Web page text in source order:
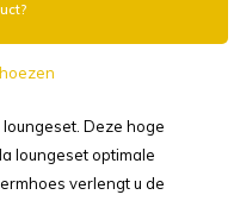
Deze hoge
loungeset optimale
verlengt u de